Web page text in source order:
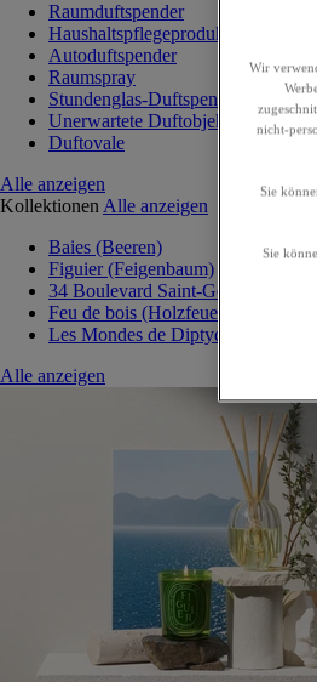
Raumduftspender
Haushaltspflegeprodukte
Autoduftspender
Raumspray
Stundenglas-Duftspender
Unerwartete Duftobjekte
Duftovale
Alle anzeigen
Kollektionen Alle anzeigen
Baies (Beeren)
Figuier (Feigenbaum)
34 Boulevard Saint-Germain
Feu de bois (Holzfeuer)
Les Mondes de Diptyque
Alle anzeigen
Wir
nicht-
Sie
Sie